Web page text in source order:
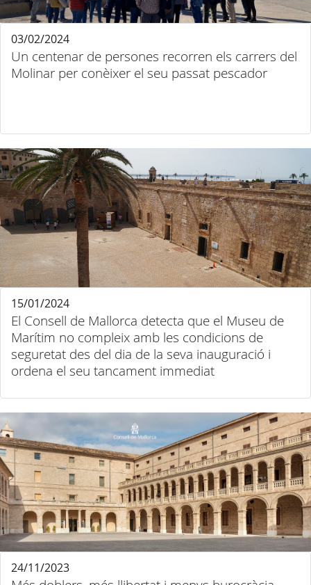
Un centenar de persones recorren els carrers del
Molinar per conèixer el seu passat pescador
03/02/2024
El Consell de Mallorca detecta que el Museu de
Marítim no compleix amb les condicions de
seguretat des del dia de la seva inauguració i
ordena el seu tancament immediat
15/01/2024
24/11/2023